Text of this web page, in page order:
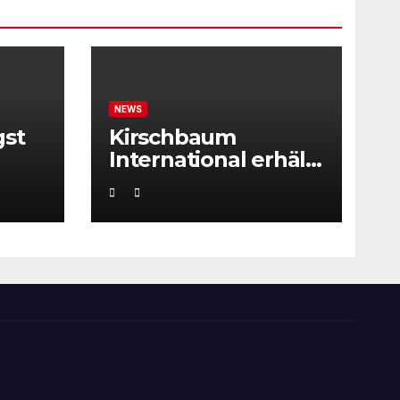
NEWS
Kirschbaum
International erhält
ITF Tournament
Recognition Award
2025